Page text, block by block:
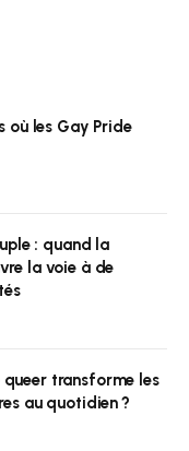
où les Gay Pride
: quand la
la voie à de
transforme les
au quotidien ?